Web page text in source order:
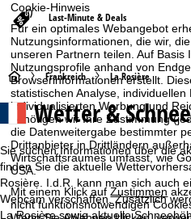
Cookie-Hinweis
Für ein optimales Webangebot
Nutzungsinformationen, die wir,
unseren Partnern teilen. Auf Basis
Nutzungsprofile anhand von
Browserinformationen erstellt.
statistischen Analyse, individuellen
individualisierten Werbung und
benötigen wir Ihre Zustimmung
die Datenweitergabe bestimmter
Drittanbieter in Drittländern
Wirtschaftsraumes umfasst, wie
USA.
Mit einem Klick aufZustimmen
nicht funktionsnotwendigen
Last-Minute & Deals
S
t
a
r
t
Frankreich La Rosière
Wetter &
Sie suchen Informationen über die
finden Sie die aktuelle
Rosière. I.d.R. kann man sich auch
Webcam verschaffen. Zusätzlich
La Rosière sowie aktuelle